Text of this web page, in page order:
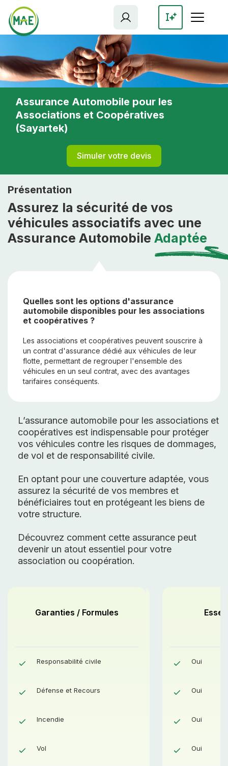
contenu
principal
Assurance Automobile pour les
Associations et Coopératives
(Sayartek)
Simuler votre devis
Présentation
Assurez la sécurité de vos
véhicules associatifs avec une
Assurance Automobile Adaptée
Quelles sont les options d'assurance
automobile disponibles pour les associations
et coopératives ?
Les associations et coopératives peuvent souscrire à
un contrat d'assurance dédié aux véhicules de leur
flotte, permettant de regrouper l'ensemble des
véhicules en un seul contrat, avec des avantages
tarifaires conséquents.
L’assurance automobile pour les associations et
coopératives est indispensable pour protéger
vos véhicules contre les risques de dommages,
de vol et de responsabilité civile.
En optant pour une couverture adaptée, vous
assurez la sécurité de vos membres et
bénéficiaires tout en protégeant les biens de
votre structure.
Découvrez comment cette assurance peut
devenir un atout essentiel pour votre
association ou coopération.
Garanties / Formules
Responsabilité civile
Défense et Recours
Incendie
Vol
Confort
Oui
Oui
Oui
Oui
Oui
Oui
Oui